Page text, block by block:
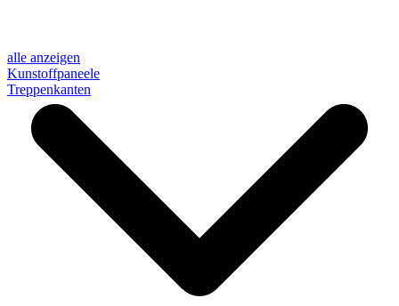
alle anzeigen
Kunstoffpaneele
Treppenkanten